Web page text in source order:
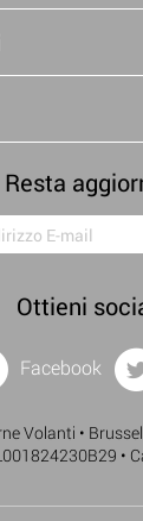
Resta
Ottieni
Facebook
Volanti •
•